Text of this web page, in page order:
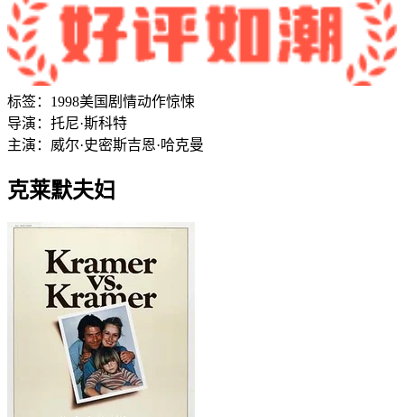
标签： 1998美国 剧情动作惊悚
导演： 托尼·斯科特
主演： 威尔·史密斯吉恩·哈克曼
克莱默夫妇